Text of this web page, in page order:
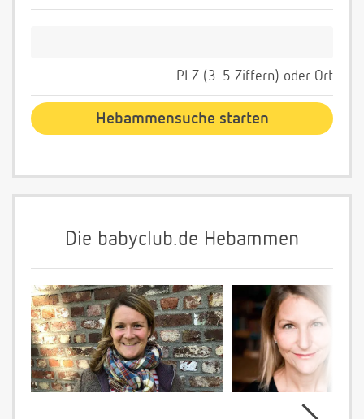
PLZ (3-5 Ziffern) oder Ort
Die babyclub.de Hebammen